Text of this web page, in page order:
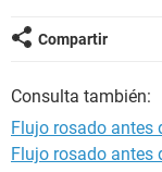
Compartir
Consulta también:
Flujo rosado antes
Flujo rosado antes